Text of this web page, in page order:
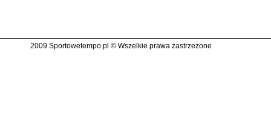
2009 Sportowetempo.pl © Wszelkie prawa zastrzeżone